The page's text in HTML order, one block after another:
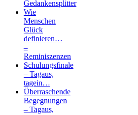
Gedankensplitter
Wie
Menschen
Glück
definieren…
–
Reminiszenzen
Schulungsfinale
– Tagaus,
tagein…
Überraschende
Begegnungen
– Tagaus,